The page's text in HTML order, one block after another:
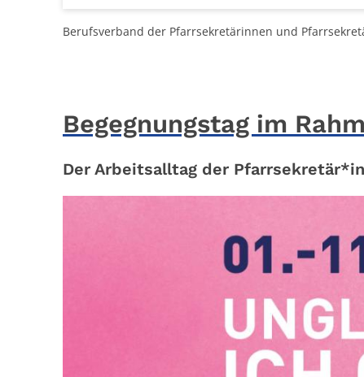
Berufsverband der Pfarrsekretärinnen und
Begegnungstag im
Der Arbeitsalltag der